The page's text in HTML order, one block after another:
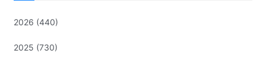
2026 (440)
2025 (730)